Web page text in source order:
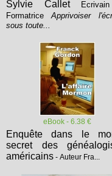
Sylvie Callet
Formatrice
Apprivoiser
sous toute...
eBook - 6.38 €
Enquête dans le
secret des
américains - Auteur Fra...